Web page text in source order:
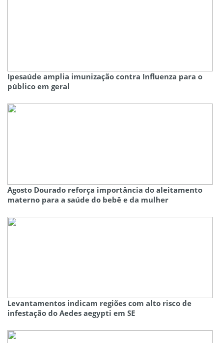
Ipesaúde amplia imunização contra Influenza para o
público em geral
Agosto Dourado reforça importância do aleitamento
materno para a saúde do bebê e da mulher
Levantamentos indicam regiões com alto risco de
infestação do Aedes aegypti em SE